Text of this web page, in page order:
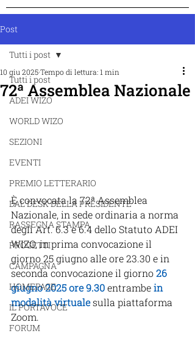
Post
Tutti i post
ADEI WIZO
WORLD WIZO
SEZIONI
EVENTI
PREMIO LETTERARIO
DAL DESK DELLA PRESIDENTE
RASSEGNA STAMPA
PROGETTI
CAMPAGNA
HOMEPAGE
IL PORTAVOCE
FORUM
Tutti i post
72ª Assemblea Nazionale
10 giu 2025Tempo di lettura: 1 min
È convocata la 72ª Assemblea
Nazionale, in sede ordinaria a norma
degli Art. 6.3 e 6.4 dello Statuto ADEI
WIZO, in prima convocazione il
giorno 25 giugno alle ore 23.30 e in
seconda convocazione il giorno 26
giugno 2025 ore 9.30 entrambe in
modalità virtuale sulla piattaforma
Zoom.